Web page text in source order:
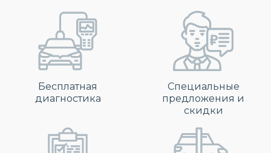
Бесплатная
диагностика
Специальные
предложения и
скидки